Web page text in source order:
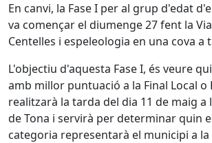
En canvi, la Fase I per al grup d'edat
va començar el diumenge 27 fent la
Centelles i espeleologia en una cova a
L'objectiu d'aquesta Fase I, és veure
amb millor puntuació a la Final Local o
realitzarà la tarda del dia 11 de maig a
de Tona i servirà per determinar quin
categoria representarà el municipi a la